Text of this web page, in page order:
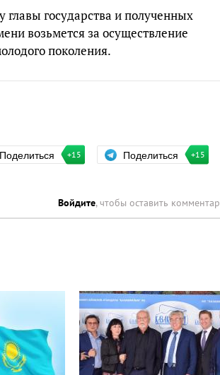
государства и полученных
возьмется за осуществление
поколения.
Поделиться +15 Поделиться +15
Войдите, чтобы оставить